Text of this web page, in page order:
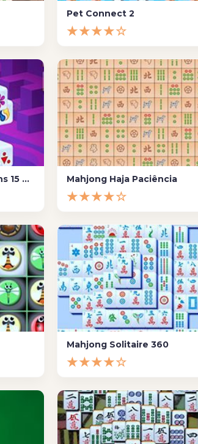
Pet Connect 2
★★★★☆
Mahjong Dark Dimensions 15 minutos Mahjong Haja Paciência
★★★★☆
Mahjong Solitaire 360
★★★★☆